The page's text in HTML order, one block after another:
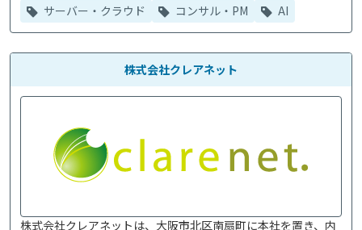
サーバー・クラウド コンサル・PM AI
株式会社クレアネット
株式会社クレアネットは、大阪市北区南扇町に本社を置き、内